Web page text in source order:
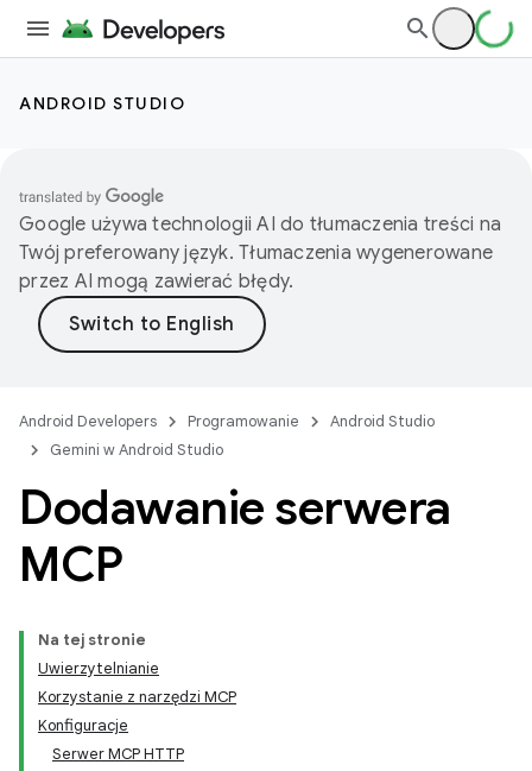
ANDROID STUDIO
Google używa technologii AI do tłumaczenia treści na
Twój preferowany język. Tłumaczenia wygenerowane
przez AI mogą zawierać błędy.
Android Developers Programowanie
Android Studio
Gemini w Android Studio
Dodawanie serwera
MCP
Na tej stronie
Uwierzytelnianie
Korzystanie z narzędzi MCP
Konfiguracje
Serwer MCP HTTP